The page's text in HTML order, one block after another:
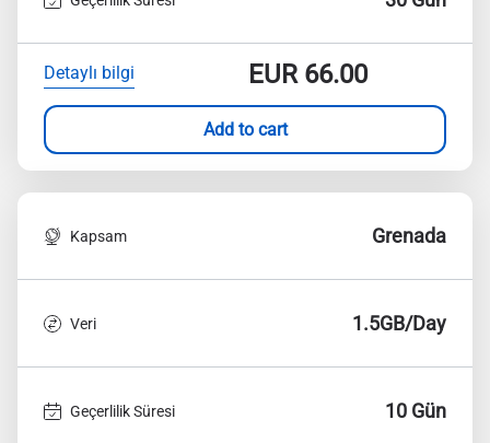
Detaylı bilgi EUR66.00
Add to cart
Kapsam Grenada
Veri 1.5GB/Day
Geçerlilik Süresi 10 Gün